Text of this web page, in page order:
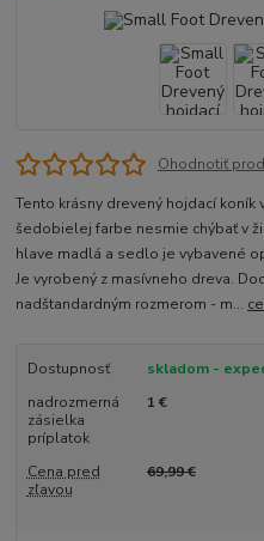
Ohodnotiť
Tento krásny drevený hojdací
šedobielej farbe nesmie chýbať v
hlave madlá a sedlo je vybavené
Je vyrobený z masívneho dreva.
nadštandardným rozmerom - m...
Dostupnosť
skladom -
nadrozmerná
zásielka
príplatok
1 €
Cena pred
zľavou
69,99 €